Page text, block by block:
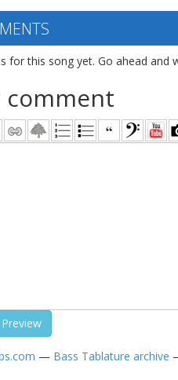
for this song yet. Go ahead and
comment
— Bass Tablature archive